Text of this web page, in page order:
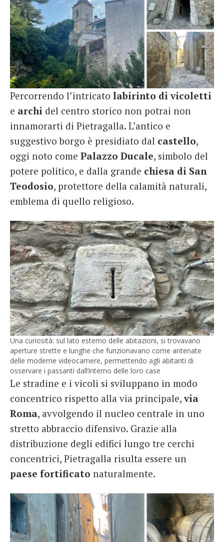
Percorrendo l’intricato labirinto di vicoletti
e archi del centro storico non potrai non
innamorarti di Pietragalla. L’antico e
suggestivo borgo è presidiato dal castello,
oggi noto come Palazzo Ducale, simbolo del
potere politico, e dalla grande chiesa di San
Teodosio, protettore della calamità naturali,
emblema di quello religioso.
Una curiosità: sul lato esterno delle abitazioni, si trovavano
aperture strette e lunghe che funzionavano come antenate
delle moderne videocamere, permettendo agli abitanti di
osservare i passanti dall’interno delle loro case
Le stradine e i vicoli si sviluppano in modo
concentrico rispetto alla via principale,via
Roma, avvolgendo il nucleo centrale in uno
stretto abbraccio difensivo. Grazie alla
distribuzione degli edifici lungo tre cerchi
concentrici, Pietragalla risulta essere un
paese fortificato naturalmente.